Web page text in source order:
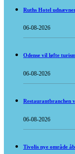
Ruths Hotel
06-08-2026
Odense vil løfte
06-08-2026
Restaurantbranchen
06-08-2026
Tivolis nye område